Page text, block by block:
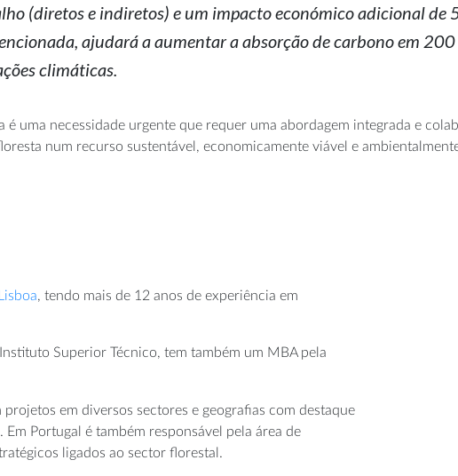
(diretos e indiretos) e um impacto económico adicional de
ajudará a aumentar a absorção de carbono em
climáticas.
é uma necessidade urgente que requer uma abordagem integrada e
num recurso sustentável, economicamente viável e
, tendo mais de 12 anos de experiência em
Superior Técnico, tem também um MBA pela
em diversos sectores e geografias com destaque
Portugal é também responsável pela área de
ligados ao sector florestal.